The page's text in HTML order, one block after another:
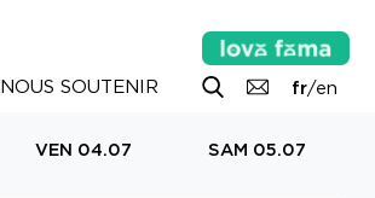
fr/en
NOUS SOUTENIR
VEN 04.07 SAM 05.07